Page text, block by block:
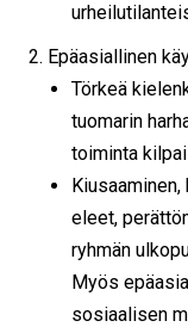
Epäasiallinen
Törkeä
tuomarin
toiminta
eleet,
ryhmän
Myös
sosiaalisen